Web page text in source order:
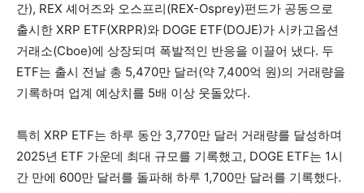
간), REX 셰어즈와 오스프리(REX-Osprey)펀드가 공동으로
출시한 XRP ETF(XRPR)와 DOGE ETF(DOJE)가 시카고옵션
거래소(Cboe)에 상장되며 폭발적인 반응을 이끌어 냈다. 두
ETF는 출시 전날 총 5,470만 달러(약 7,400억 원)의 거래량을
기록하며 업계 예상치를 5배 이상 웃돌았다.
특히 XRP ETF는 하루 동안 3,770만 달러 거래량를 달성하며
2025년 ETF 가운데 최대 규모를 기록했고, DOGE ETF는 1시
간 만에 600만 달러를 돌파해 하루 1,700만 달러를 기록했다.